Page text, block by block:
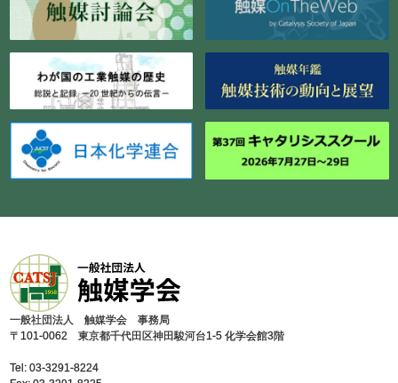
⼀般社団法⼈ 触媒学会 事務局
〒101-0062 東京都千代⽥区神⽥駿河台1-5 化学会館3階
Tel: 03-3291-8224